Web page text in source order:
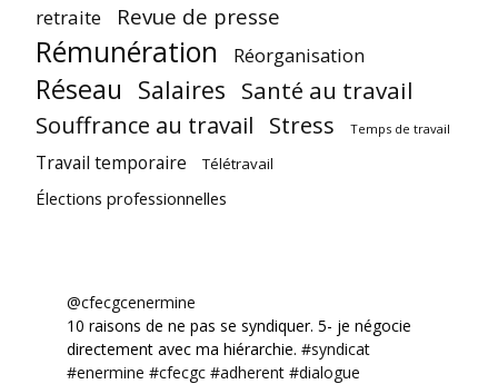
retraite Revue de presse
Rémunération Réorganisation
Réseau Salaires Santé au travail
Souffrance au travail Stress Temps de travail
Travail temporaire Télétravail
Élections professionnelles
@cfecgcenermine
10 raisons de ne pas se syndiquer. 5- je négocie
directement avec ma hiérarchie. #syndicat
#enermine #cfecgc #adherent #dialogue